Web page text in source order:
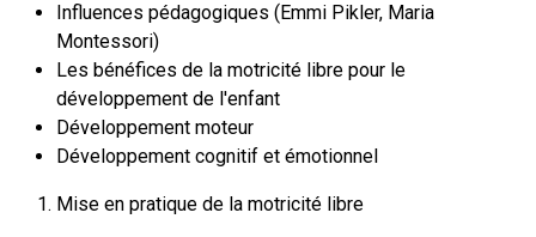
Influences pédagogiques (Emmi Pikler, Maria
Montessori)
Les bénéfices de la motricité libre pour le
développement de l'enfant
Développement moteur
Développement cognitif et émotionnel
Mise en pratique de la motricité libre